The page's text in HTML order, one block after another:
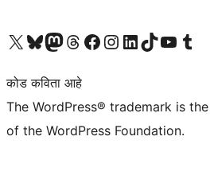
आमच्या X (एक्स) (पूर्वीचे ट्विटर) खात्याला भेट द्या आमच्या ब्लूस्की खात्याला भेट द्या.आमच्या Mastodon खात्याला भेट द्या.आमच्या थ्रेड्स खात्याला भेट द्या. आमच्या फेसबुक पेजला भेट द्या आमच्या इंस्टाग्राम खात्याला भेट द्या आमच्या लिंक्डइन खात्याला भेट द्या आमच्या टिकटॉक अकाउंटला भेट द्या.आमच्या यूट्यूब चॅनेलला भेट द्या आमच्या टंबलर खात्याला भेट द्या.
कोड कविता आहे
The WordPress® trademark is
of the WordPress Foundation.